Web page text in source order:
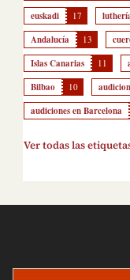
euskadi 17
Andalucía 13
Islas Canarias 11
Bilbao 10
audiciones en Barcelona
Ver todas las